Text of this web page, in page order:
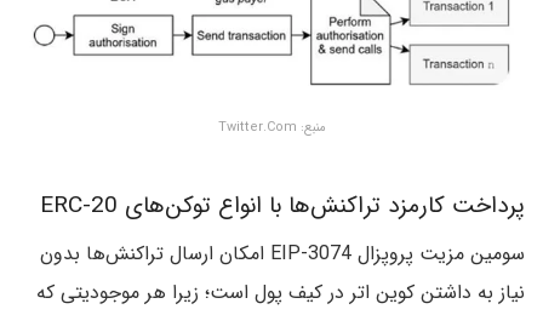
منبع: Twitter.Com
پرداخت کارمزد تراکنش‌ها با انواع توکن‌های ERC-20
سومین مزیت‌ پروپزال EIP-3074 امکان ارسال تراکنش‌ها بدون
نیاز به داشتن کوین اتر در کیف پول است؛ زیرا هر موجودیتی که